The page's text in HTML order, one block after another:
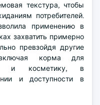
текстура, чтобы
потребителей.
применению в
захватить примерно
превзойдя другие
корма для
и косметику, в
и доступности в